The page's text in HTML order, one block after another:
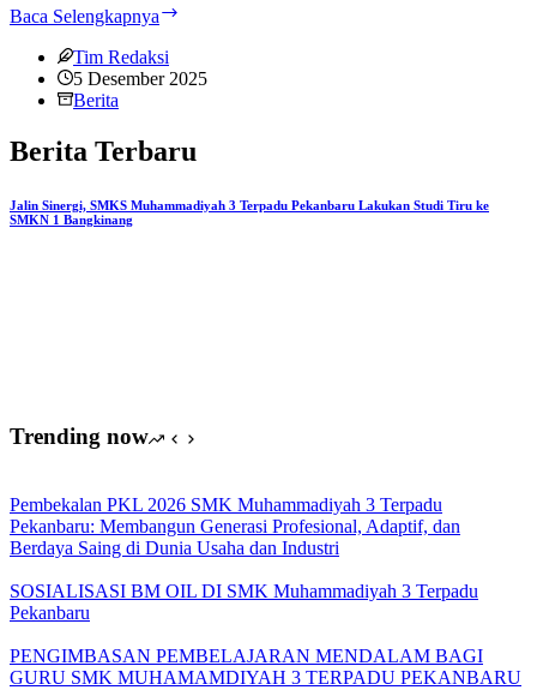
Baca Selengkapnya
Tour
SMK
3
Paket
Tim Redaksi
5 Desember 2025
Berita
Berita Terbaru
Jalin Sinergi, SMKS Muhammadiyah 3 Terpadu Pekanbaru Lakukan Studi Tiru ke
SMKN 1 Bangkinang
Trending now
Pembekalan PKL 2026 SMK Muhammadiyah 3 Terpadu
Pekanbaru: Membangun Generasi Profesional, Adaptif, dan
Berdaya Saing di Dunia Usaha dan Industri
SOSIALISASI BM OIL DI SMK Muhammadiyah 3 Terpadu
Pekanbaru
PENGIMBASAN PEMBELAJARAN MENDALAM BAGI
GURU SMK MUHAMAMDIYAH 3 TERPADU PEKANBARU